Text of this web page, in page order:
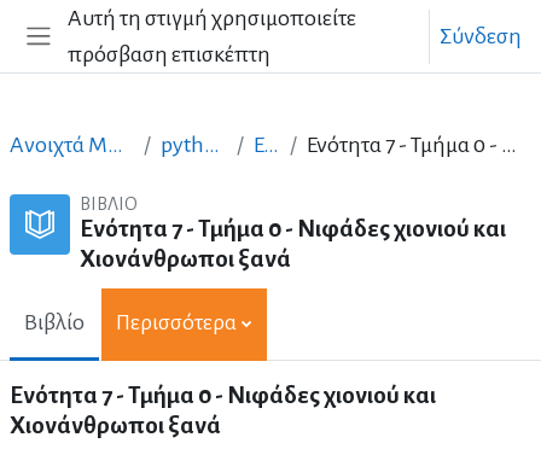
Μετάβαση στο κεντρικό περιεχόμενο
Πλευρικός πίνακας
Αυτή τη στιγμή χρησιμοποιείτε
πρόσβαση επισκέπτη
Σύνδεση
Ανοιχτά Μαθήματα στα Ελληνικά python_ellak_greek Ενότητα 7 Ενότητα 7 - Τμήμα 0 - Νιφάδες χιονιού και Χιονάνθρωποι ξανά
ΒΙΒΛΊΟ
Ενότητα 7 - Τμήμα 0 - Νιφάδες χιονιού και
Χιονάνθρωποι ξανά
Βιβλίο Περισσότερα
Ενότητα 7 - Τμήμα 0 - Νιφάδες χιονιού και
Χιονάνθρωποι ξανά